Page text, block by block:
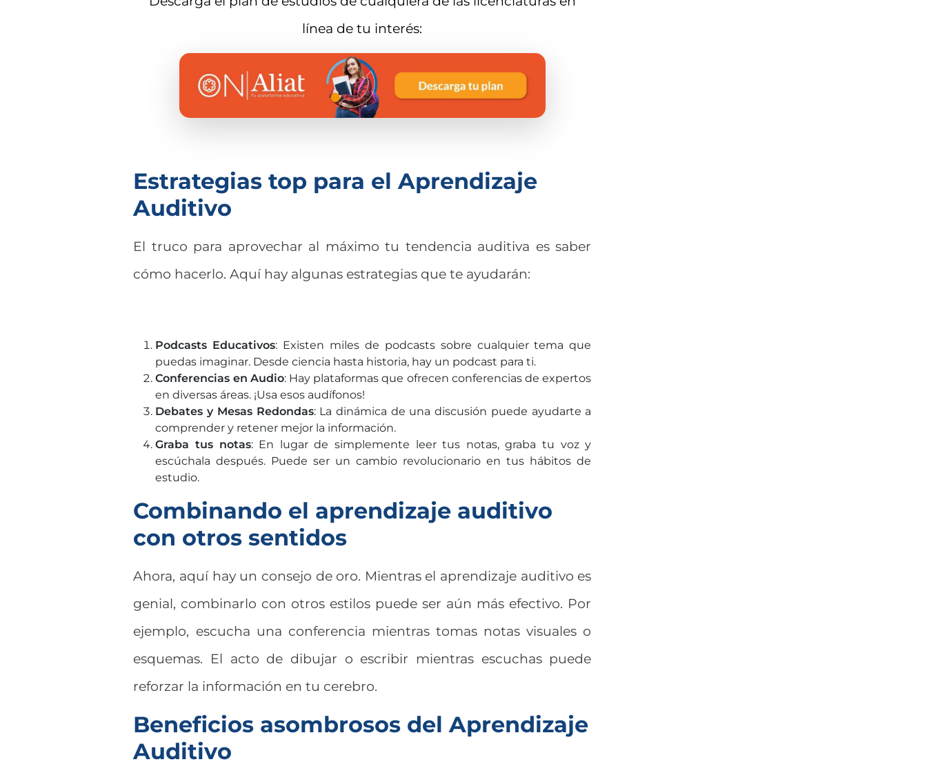
línea de tu interés:
Estrategias top para el Aprendizaje
Auditivo
El truco para aprovechar al máximo tu tendencia auditiva es saber
cómo hacerlo. Aquí hay algunas estrategias que te ayudarán:
Podcasts Educativos: Existen miles de podcasts sobre cualquier tema que
puedas imaginar. Desde ciencia hasta historia, hay un podcast para ti.
Conferencias en Audio: Hay plataformas que ofrecen conferencias de expertos
en diversas áreas. ¡Usa esos audífonos!
Debates y Mesas Redondas: La dinámica de una discusión puede ayudarte a
comprender y retener mejor la información.
Graba tus notas: En lugar de simplemente leer tus notas, graba tu voz y
escúchala después. Puede ser un cambio revolucionario en tus hábitos de
estudio.
Combinando el aprendizaje auditivo
con otros sentidos
Ahora, aquí hay un consejo de oro. Mientras el aprendizaje auditivo es
genial, combinarlo con otros estilos puede ser aún más efectivo. Por
ejemplo, escucha una conferencia mientras tomas notas visuales o
esquemas. El acto de dibujar o escribir mientras escuchas puede
reforzar la información en tu cerebro.
Beneficios asombrosos del Aprendizaje
Auditivo